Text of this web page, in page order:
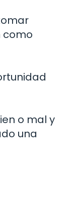
como
o mal y
una